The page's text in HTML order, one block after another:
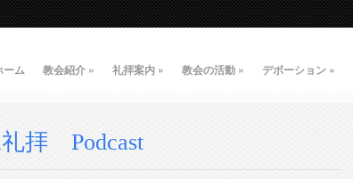
ーム 教会紹介 » 礼拝案内 » 教会の活動 » デボーション »
拝 Podcast